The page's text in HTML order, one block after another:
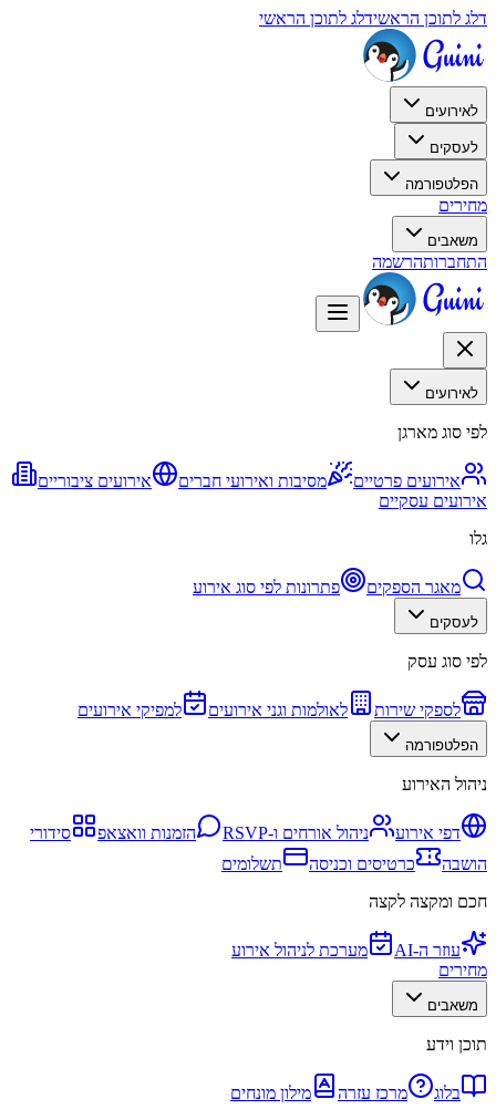
דלג לתוכן הראשידלג לתוכן הראשי
לאירועים
לעסקים
הפלטפורמה
מחירים
משאבים
התחברותהרשמה
לאירועים
לפי סוג מארגן
אירועים פרטיים מסיבות ואירועי חברים
אירועים ציבוריים
אירועים עסקיים
גלו
מאגר הספקים פתרונות לפי סוג אירוע
לעסקים
לפי סוג עסק
לספקי שירות לאולמות וגני אירועים למפיקי אירועים
הפלטפורמה
ניהול האירוע
דפי אירוע ניהול אורחים ו-RSVP הזמנות וואצאפ
סידורי
הושבה
כרטיסים וכניסה
תשלומים
חכם ומקצה לקצה
עוזר ה-AI
מערכת לניהול אירוע
מחירים
משאבים
תוכן וידע
בלוג מרכז עזרה
מילון מונחים